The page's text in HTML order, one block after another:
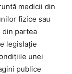
medicii din
fizice sau
din partea
legislație
unei
publice